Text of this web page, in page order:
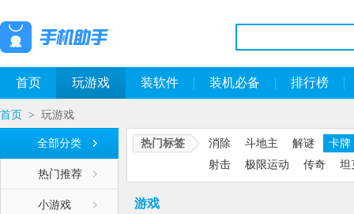
首页 玩游戏 装软件 装机必备 排行榜
首页 > 玩游戏
全部分类
热门推荐
小游戏
热门标签 消除 斗地主 解谜
卡牌
射击
极限运动 传奇 坦
游戏